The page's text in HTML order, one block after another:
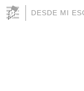
DESDE MI